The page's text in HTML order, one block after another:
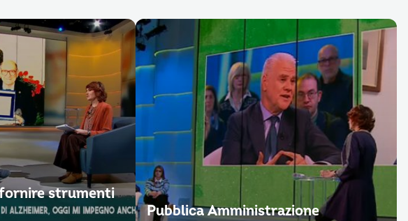
strumenti
Pubblica Amministrazione